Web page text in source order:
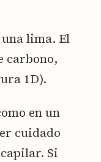
lima. El
carbono,
1D).
en un
cuidado
Si